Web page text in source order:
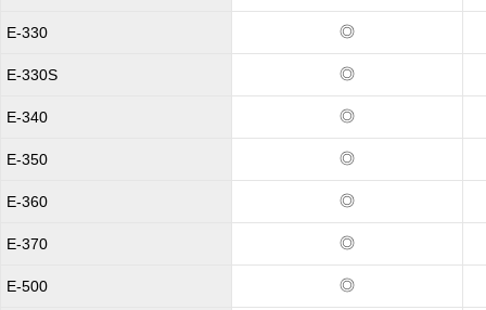
E-330 ◎
E-330S ◎
E-340 ◎
E-350 ◎
E-360 ◎
E-370 ◎
E-500 ◎